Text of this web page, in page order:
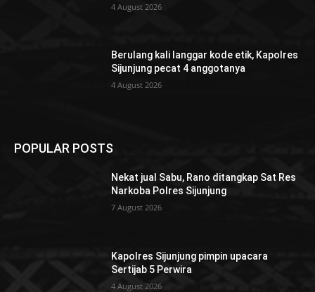
4 August 2026
Berulang kali langgar kode etik, Kapolres
Sijunjung pecat 4 anggotanya
4 August 2026
POPULAR POSTS
Nekat jual Sabu, Rano ditangkap Sat Res
Narkoba Polres Sijunjung
7 August 2026
Kapolres Sijunjung pimpin upacara
Sertijab 5 Perwira
4 August 2026